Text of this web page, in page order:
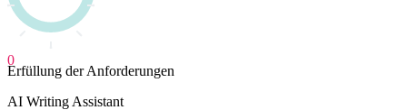
0
Erfüllung der Anforderungen
AI Writing Assistant